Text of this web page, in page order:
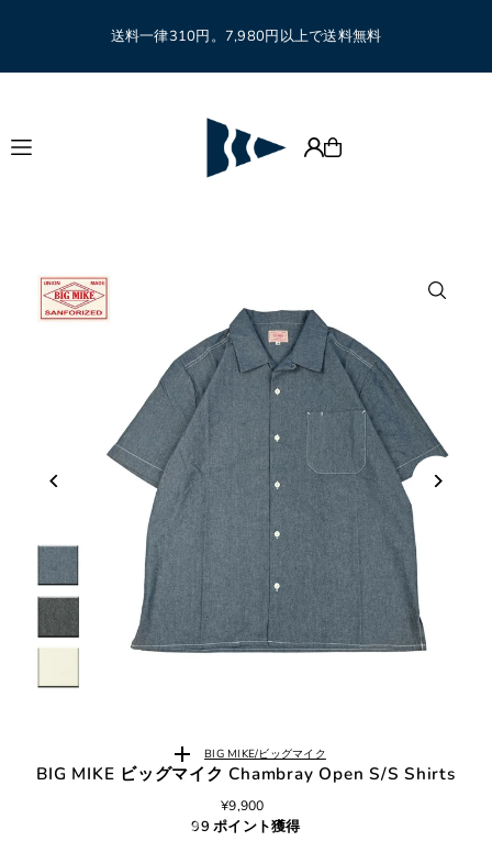
Translation missing: ja.accessibility.skip_to_text
送料一律310円。7,980円以上で送料無料
BIG MIKE/ビッグマイク
BIG MIKE ビッグマイク Chambray Open S/S Shirts
¥9,900
99 ポイント獲得